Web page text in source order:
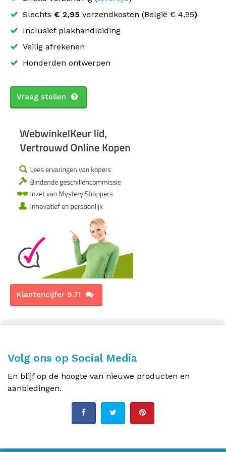
Slechts € 2,95 verzendkosten (België € 4,95)
Inclusief plakhandleiding
Veilig afrekenen
Honderden ontwerpen
Vraag stellen
Klantencijfer 9.7!
Volg ons op Social Media
En blijf op de hoogte van nieuwe producten en
aanbiedingen.